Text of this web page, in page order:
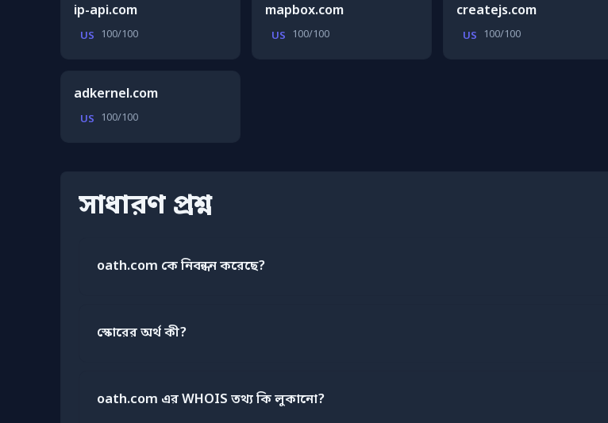
ip-api.com
US 100/100
mapbox.com
US 100/100
createjs.com
US 100/100
adkernel.com
US 100/100
সাধারণ প্রশ্ন
oath.com কে নিবন্ধন করেছে?
স্কোরের অর্থ কী?
oath.com এর WHOIS তথ্য কি লুকানো?